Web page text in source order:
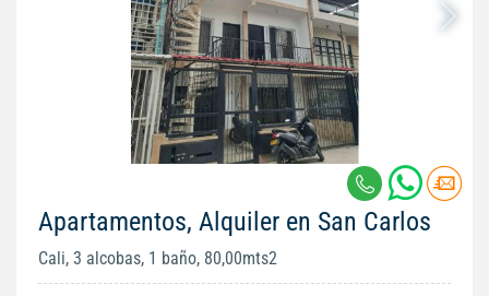
Apartamentos, Alquiler en San Carlos
Cali, 3 alcobas, 1 baño, 80,00mts2